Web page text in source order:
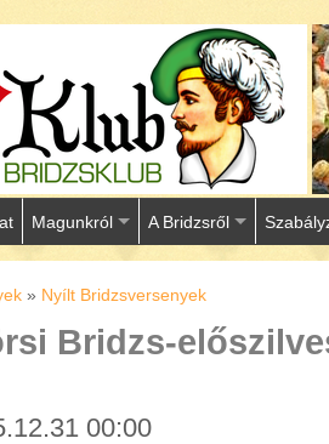
Magunkról A Bridzsről
» Nyílt Bridzsversenyek
Bridzs-
00:00